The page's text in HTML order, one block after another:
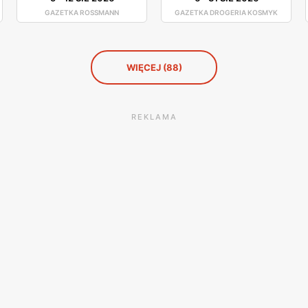
GAZETKA ROSSMANN GAZETKA DROGERIA KOSMYK
WIĘCEJ (88)
REKLAMA